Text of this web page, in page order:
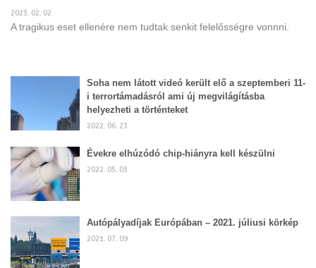
2023. 02. 02
A tragikus eset ellenére nem tudtak senkit felelősségre vonnni.
Soha nem látott videó került elő a szeptemberi 11-
i terrortámadásról ami új megvilágításba
helyezheti a történteket
2022. 06. 23
Évekre elhúzódó chip-hiányra kell készülni
2022. 05. 03
Autópályadíjak Európában – 2021. júliusi körkép
2021. 07. 09